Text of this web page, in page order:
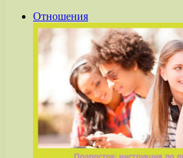
Отношения